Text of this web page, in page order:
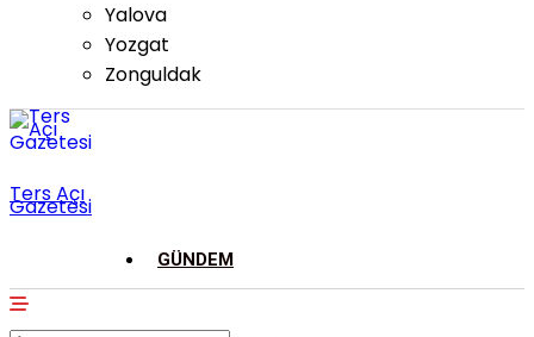
Yalova
Yozgat
Zonguldak
Ters Açı
Gazetesi
GÜNDEM